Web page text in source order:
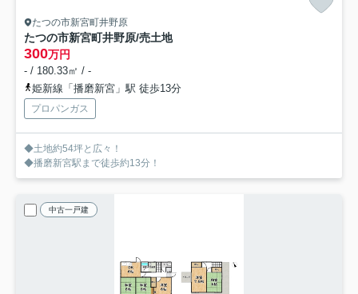
たつの市新宮町井野原
たつの市新宮町井野原/売土地
300万円
- / 180.33㎡ / -
姫新線「播磨新宮」駅 徒歩13分
プロパンガス
◆土地約54坪と広々！
◆播磨新宮駅まで徒歩約13分！
中古一戸建